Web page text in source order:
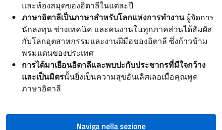
และห้องสมุดของอิตาลีในแต่ละปี
ภาษาอิตาลีเป็นภาษาสำหรับโลกแห่งการทำงานผู้จัดการ
นักลงทุน ช่างเทคนิค และคนงานในทุกภาคส่วนได้สัมผัส
กับโลกอุตสาหกรรมและงานฝีมือของอิตาลี ซึ่งก้าวข้าม
พรมแดนของประเทศ
การได้มาเยือนอิตาลีและพบปะกับประชากรที่มีใจกว้าง
และเป็นมิตรนั้นยิ่งเป็นความสุขอันเลิศเลอเมื่อคุณพูด
ภาษาอิตาลี
Naviga nella sezione